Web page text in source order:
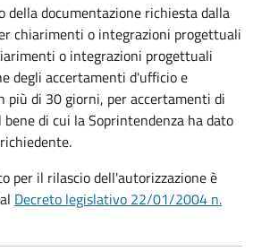
della documentazione richiesta dalla
chiarimenti o integrazioni progettuali
o integrazioni progettuali
degli accertamenti d'ufficio e
più di 30 giorni, per accertamenti di
di cui la Soprintendenza ha dato
per il rilascio dell'autorizzazione è
Decreto legislativo 22/01/2004 n.